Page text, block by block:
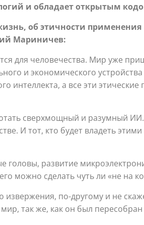
и обладает открытым
об этичности
Мариничев:
для человечества. Мир уже
и экономического устройства
интеллекта, а все эти
сверхмощный и разумный
И тот, кто будет владеть этими
развитие
можно сделать чуть ли «не на
по-другому и не
так же, как он был пересобран